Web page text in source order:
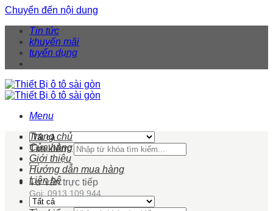
Chuyển đến nội dung
Tin tức
khuyến mãi
tuyển dụng
Menu
Tìm kiếm:
Tư vấn trực tiếp
Gọi: 0913 109 944
Trang chủ
Cửa hàng
Giới thiệu
Hướng dẫn mua hàng
Liên hệ